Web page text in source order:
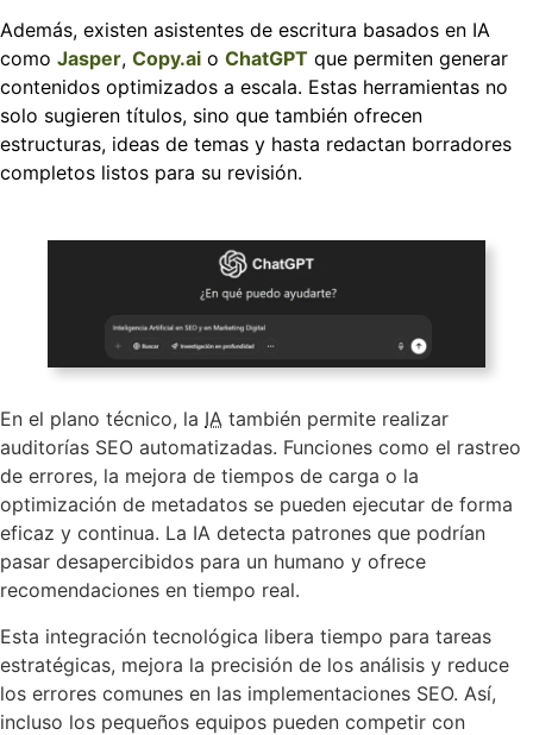
Además, existen asistentes de escritura basados en IA
como Jasper, Copy.ai o ChatGPT que permiten generar
contenidos optimizados a escala. Estas herramientas no
solo sugieren títulos, sino que también ofrecen
estructuras, ideas de temas y hasta redactan borradores
completos listos para su revisión.
En el plano técnico, la IA también permite realizar
auditorías SEO automatizadas. Funciones como el rastreo
de errores, la mejora de tiempos de carga o la
optimización de metadatos se pueden ejecutar de forma
eficaz y continua. La IA detecta patrones que podrían
pasar desapercibidos para un humano y ofrece
recomendaciones en tiempo real.
Esta integración tecnológica libera tiempo para tareas
estratégicas, mejora la precisión de los análisis y reduce
los errores comunes en las implementaciones SEO. Así,
incluso los pequeños equipos pueden competir con